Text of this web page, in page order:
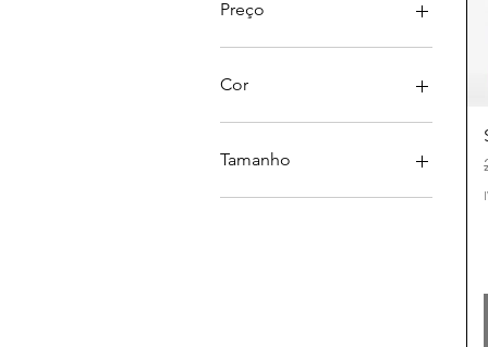
Preço
Cor
Tamanho
L